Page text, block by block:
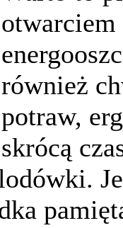
również
potraw,
skrócą